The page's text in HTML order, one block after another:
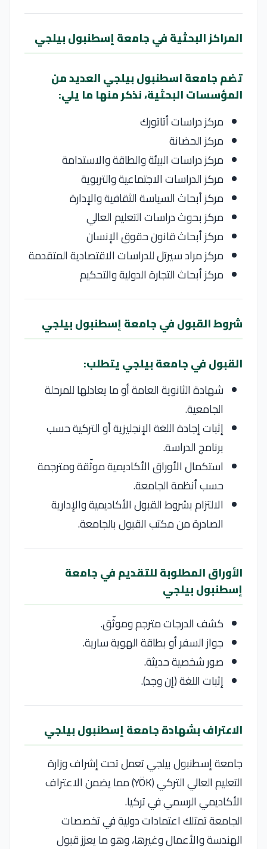
المراكز البحثية في جامعة إسطنبول بيلجي
تضم جامعة اسطنبول بيلجي العديد من
المؤسسات البحثية، نذكر منها ما يلي:
مركز دراسات أتاتورك
مركز الحضانة
مركز دراسات البيئة والطاقة والاستدامة
مركز الدراسات الاجتماعية والتربوية
مركز أبحاث السياسة الثقافية والإدارة
مركز بحوث دراسات التعليم العالي
مركز أبحاث قانون حقوق الإنسان
مركز مراد سيرتل للدراسات الاقتصادية المتقدمة
مركز أبحاث التجارة الدولية والتحكيم
شروط القبول في جامعة إسطنبول بيلجي
القبول في جامعة بيلجي يتطلب:
شهادة الثانوية العامة أو ما يعادلها للمرحلة
الجامعية.
إثبات إجادة اللغة الإنجليزية أو التركية حسب
برنامج الدراسة.
استكمال الأوراق الأكاديمية موثّقة ومترجمة
حسب أنظمة الجامعة.
الالتزام بشروط القبول الأكاديمية والإدارية
الصادرة من مكتب القبول بالجامعة.
الأوراق المطلوبة للتقديم في جامعة
إسطنبول بيلجي
كشف الدرجات مترجم وموثّق.
جواز السفر أو بطاقة الهوية سارية.
صور شخصية حديثة.
إثبات اللغة (إن وجد).
الاعتراف بشهادة جامعة إسطنبول بيلجي
جامعة إسطنبول بيلجي تعمل تحت إشراف وزارة
التعليم العالي التركي (YÖK) مما يضمن الاعتراف
الأكاديمي الرسمي في تركيا.
الجامعة تمتلك اعتمادات دولية في تخصصات
الهندسة والأعمال وغيرها، وهو ما يعزز قبول